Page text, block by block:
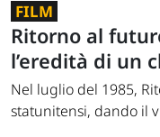
FILM
Ritorno al
l’eredità di un
Nel luglio del 1985,
statunitensi, dando il